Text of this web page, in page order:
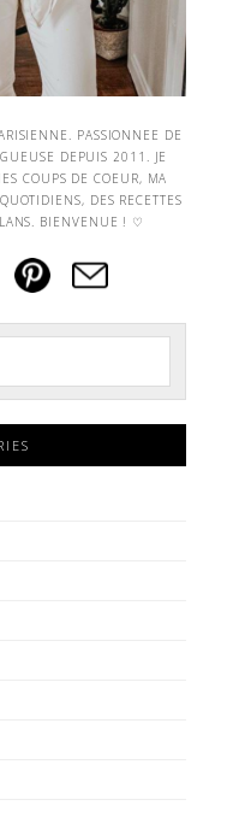
PASSIONNEE DE
DEPUIS 2011. JE
COUPS DE COEUR, MA
DES RECETTES
BIENVENUE ! ♡